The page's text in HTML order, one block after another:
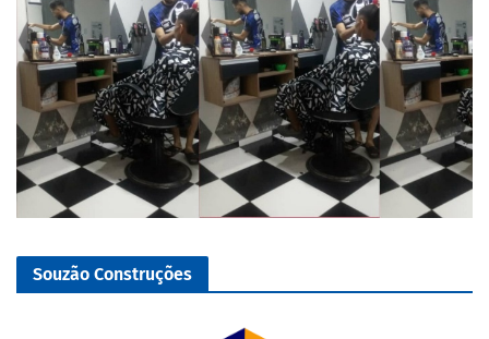
Souzão Construções